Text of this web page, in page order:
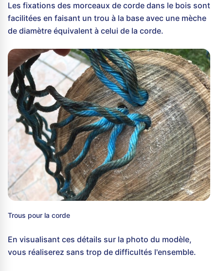
Les fixations des morceaux de corde dans le bois sont
facilitées en faisant un trou à la base avec une mèche
de diamètre équivalent à celui de la corde.
Trous pour la corde
En visualisant ces détails sur la photo du modèle,
vous réaliserez sans trop de difficultés l'ensemble.